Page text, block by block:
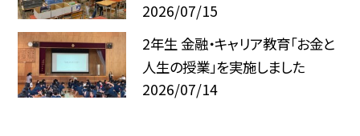
2026/07/15
2年生 金融・キャリア教育「お金と
人生の授業」を実施しました
2026/07/14